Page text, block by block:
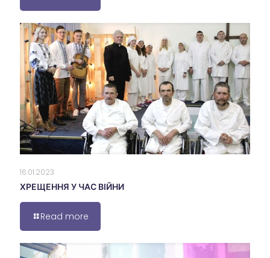
16.01.2023
ХРЕЩЕННЯ У ЧАС ВІЙНИ
Read more